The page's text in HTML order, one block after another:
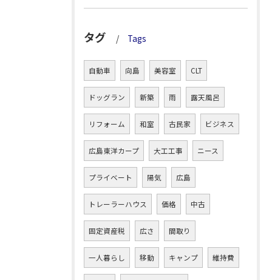
タグ Tags
自動車 向島 美容室 CLT
ドッグラン 新築 雨 露天風呂
リフォーム 和室 古民家 ビジネス
広島東洋カープ 大工工事 ニース
プライベート 陽気 広島
トレーラーハウス 価格 中古
固定資産税 広さ 間取り
一人暮らし 移動 キャンプ 維持費